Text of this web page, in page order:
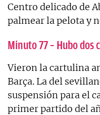
Centro delicado de
palmear la pelota y
Minuto 77 – Hubo
Vieron la cartulina
Barça. La del
suspensión para el
primer partido del